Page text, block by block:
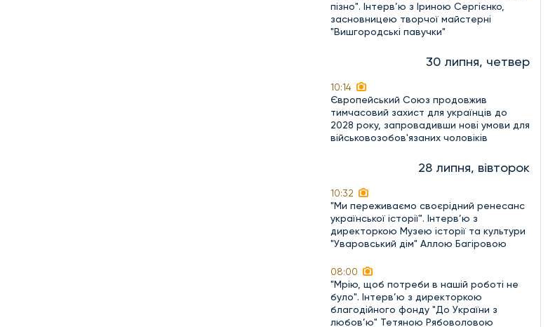
пізно". Інтерв’ю з Іриною Сергієнко,
засновницею творчої майстерні
"Вишгородські павучки"
30 липня, четвер
10:14
Європейський Союз продовжив
тимчасовий захист для українців до
2028 року, запровадивши нові умови для
військовозобов'язаних чоловіків
28 липня, вівторок
10:32
"Ми переживаємо своєрідний ренесанс
української історії". Інтерв’ю з
директоркою Музею історії та культури
"Уваровський дім" Аллою Багіровою
08:00
"Мрію, щоб потреби в нашій роботі не
було". Інтерв’ю з директоркою
благодійного фонду "До України з
любов’ю" Тетяною Рябоволовою